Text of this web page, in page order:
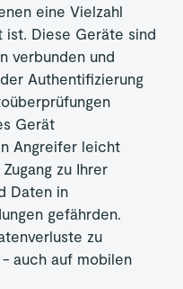
eine Vielzahl
Diese Geräte sind
verbunden und
Authentifizierung
Gerät
Angreifer leicht
zu Ihrer
Daten in
gefährden.
zu
auch auf mobilen